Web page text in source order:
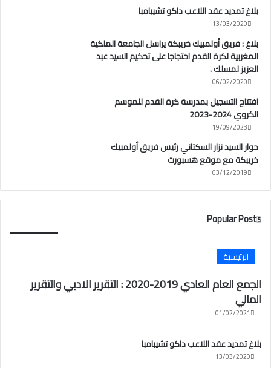
بلاغ تمديد عقد اللاعب داكو تشيبامبا
13/03/2020
بلاغ : فريق أولمبيك خريبكة يراسل الجامعة الملكية
المغربية لكرة القدم احتجاجا على تحكيم السيد عبد
العزيز لمسلك .
06/02/2020
افتتاح التسجيل بمدرسة كرة القدم للموسم
الكروي 2024-2023
19/09/2023
حوار السيد نزار السكتاني رئيس فريق أولمبيك
خريبكة مع موقع هسبورت
03/12/2019
Popular Posts
الرئيسية
الجمع العام العادي 2019-2020 : التقرير الادبي والتقرير
المالي
01/02/2021
بلاغ تمديد عقد اللاعب داكو تشيبامبا
13/03/2020